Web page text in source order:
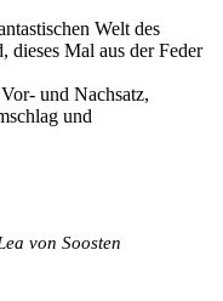
Welt des
dieses Mal aus der Feder
und Nachsatz,
und
von Soosten